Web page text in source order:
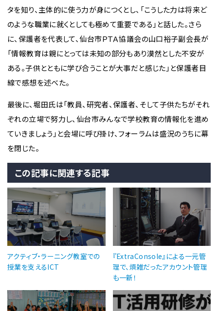
タを知り、主体的に使う力が身につくとし、「こうした力は将来ど
のような職業に就くとしても極めて重要である」と話した。さら
に、保護者を代表して、仙台市ＰＴＡ協議会の山口裕子副会長が
「情報教育は親にとっては未知の部分もあり漠然とした不安が
ある。子供とともに学び合うことが大事だと感じた」と保護者目
線で感想を述べた。
最後に、堀田氏は「教員、研究者、保護者、そして子供たちがそれ
ぞれの立場で努力し、仙台市みんなで学校教育の情報化を進め
ていきましょう」と会場に呼び掛け、フォーラムは盛況のうちに幕
を閉じた。
この記事に関連する記事
アクティブ・ラーニング教室での
授業を支えるICT
『ExtraConsole』による一元管
理で、煩雑だったアカウント管理
も一新！